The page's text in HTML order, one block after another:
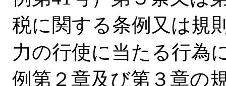
税に関する条例又は規
力の行使に当たる行為
例第２章及び第３章の